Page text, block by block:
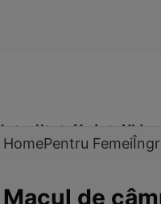
Actualitate Vedete Video
HomePentru Femei
Macul de